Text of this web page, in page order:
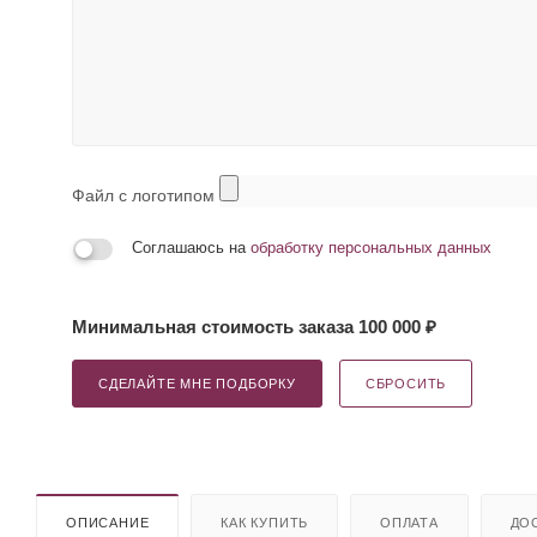
Файл с логотипом
Соглашаюсь на обработку персональных данных
Минимальная стоимость заказа 100 000 ₽
СДЕЛАЙТЕ МНЕ ПОДБОРКУ СБРОСИТЬ
ОПИСАНИЕ КАК КУПИТЬ ОПЛАТА